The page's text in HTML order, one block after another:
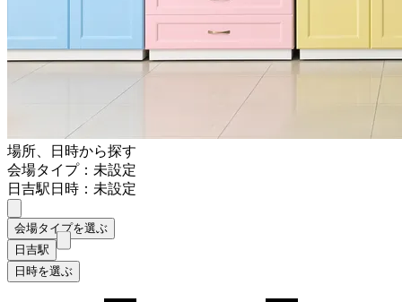
場所、日時から探す
会場タイプ：未設定
日吉駅日時：未設定
会場タイプを選ぶ
日吉駅
日時を選ぶ